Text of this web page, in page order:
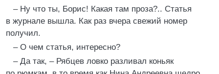
– Ну что ты, Борис! Какая там проза?.. Статья
в журнале вышла. Как раз вчера свежий номер
получил.
– О чем статья, интересно?
– Да так, – Рябцев ловко разливал коньяк